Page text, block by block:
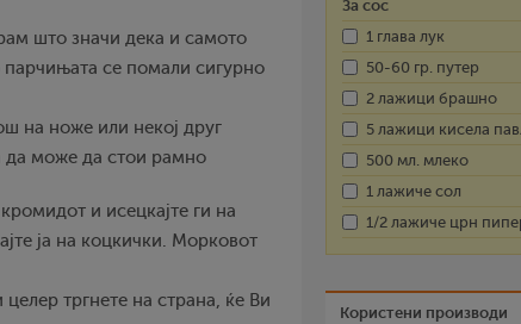
што значи дека и самото
се помали сигурно
на ноже или некој друг
да може да стои рамно
и исецкајте ги на
ја на коцкички. Морковот
тргнете на страна, ќе Ви
За сос
1 глава лук
50-60 гр. путер
2 лажици брашно
5 лажици кисела
500 мл. млеко
1 лажиче сол
1/2 лажиче црн
Користени производи